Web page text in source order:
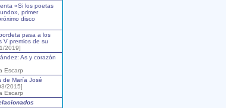
«Si los poetas
primer
disco
pasa a los
V premios de su
2019]
As y corazón
Escarp
de María José
2015]
Escarp